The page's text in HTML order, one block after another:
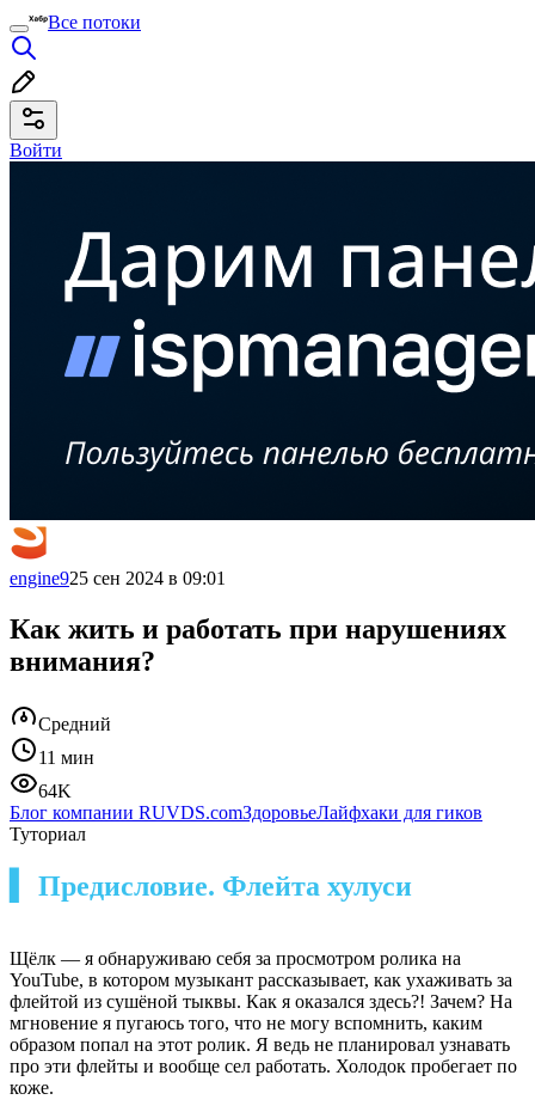
Все потоки
Войти
engine925 сен 2024 в 09:01
Как жить и работать при нарушениях
внимания?
Средний
11 мин
64K
Блог компании RUVDS.comЗдоровьеЛайфхаки для гиков
Туториал
▍ Предисловие. Флейта хулуси
Щёлк — я обнаруживаю себя за просмотром ролика на
YouTube, в котором музыкант рассказывает, как ухаживать за
флейтой из сушёной тыквы. Как я оказался здесь?! Зачем? На
мгновение я пугаюсь того, что не могу вспомнить, каким
образом попал на этот ролик. Я ведь не планировал узнавать
про эти флейты и вообще сел работать. Холодок пробегает по
коже.